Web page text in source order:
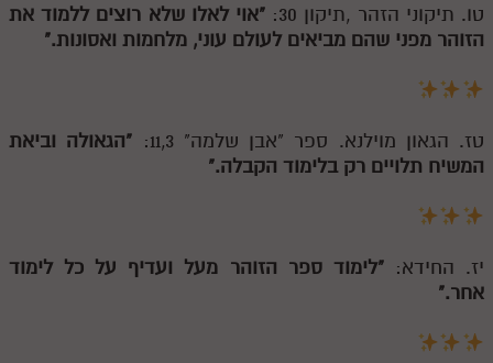
טו. תיקוני הזהר ,תיקון 30:
"אוי לאלו שלא רוצים ללמוד את
הזוהר מפני שהם מביאים לעולם עוני, מלחמות ואסונות."
טז. הגאון מוילנא. ספר "אבן שלמה" 11,3:
"הגאולה וביאת
המשיח תלויים רק בלימוד הקבלה."
יז. החידא:"לימוד ספר הזוהר מעל ועדיף על כל לימוד
אחר."